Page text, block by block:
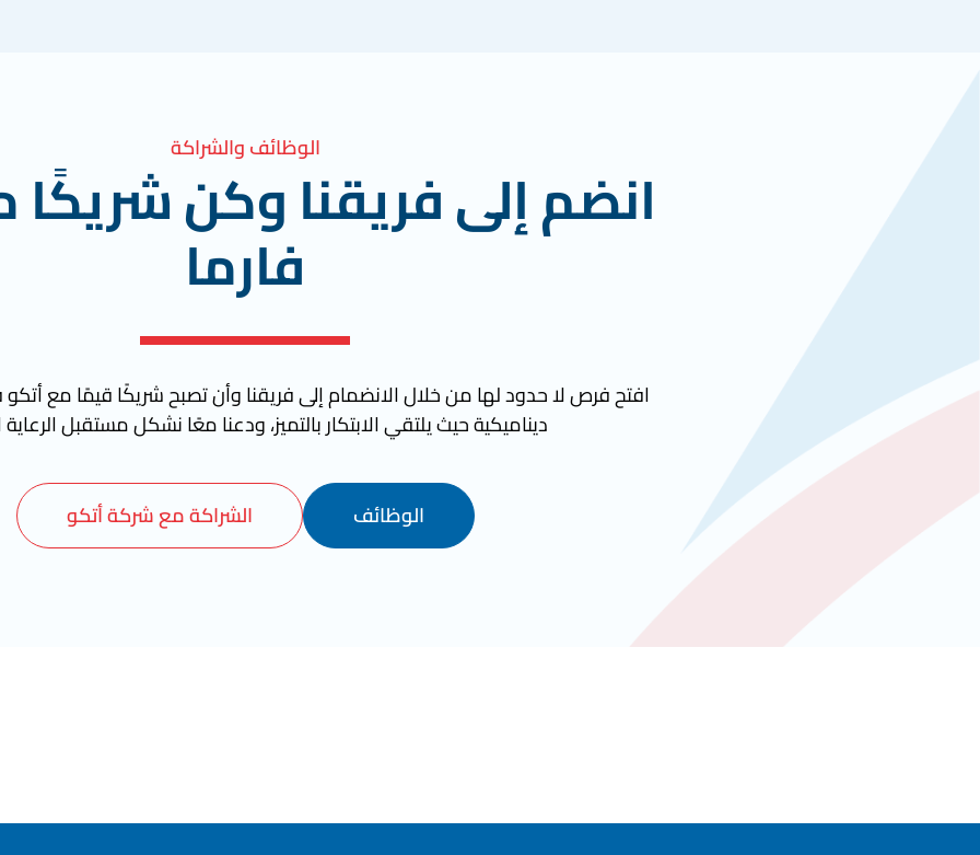
الوظائف والشراكة
انضم إلى فريقنا وكن شريكًا
فارما
افتح فرص لا حدود لها من خلال الانضمام إلى فريقنا وأن تصبح شريكًا قيمًا مع أتكو
ديناميكية حيث يلتقي الابتكار بالتميز، ودعنا معًا نشكل مستقبل
الوظائف الشراكة مع شركة أتكو